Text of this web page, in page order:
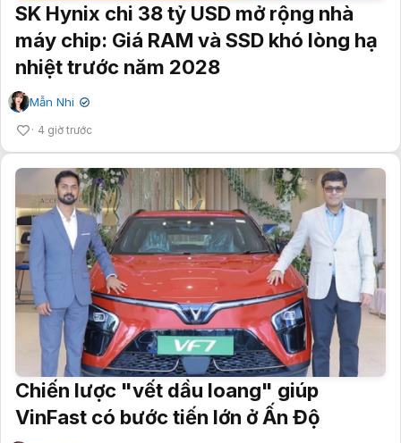
SK Hynix chi 38 tỷ USD mở rộng nhà
máy chip: Giá RAM và SSD khó lòng hạ
nhiệt trước năm 2028
Mẫn Nhi ✔
4 giờ trước
Chiến lược "vết dầu loang" giúp
VinFast có bước tiến lớn ở Ấn Độ